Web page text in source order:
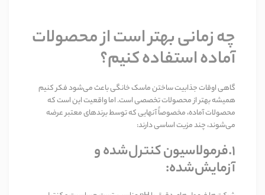
چه زمانی بهتر است از محصولات
آماده استفاده کنیم؟
گاهی اوقات جذابیت ساختن ماسک خانگی باعث می‌شود فکر کنیم
همیشه بهتر از محصولات تخصصی است. اما واقعیت این است که
محصولات آماده، مخصوصاً آنهایی که توسط برندهای معتبر عرضه
می‌شوند، چند مزیت اساسی دارند:
1.فرمولاسیون کنترل‌شده و
آزمایش‌شده: